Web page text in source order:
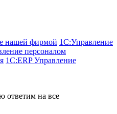
нашей фирмой 1С:Управление
персоналом
1С:ERP Управление
ответим на все